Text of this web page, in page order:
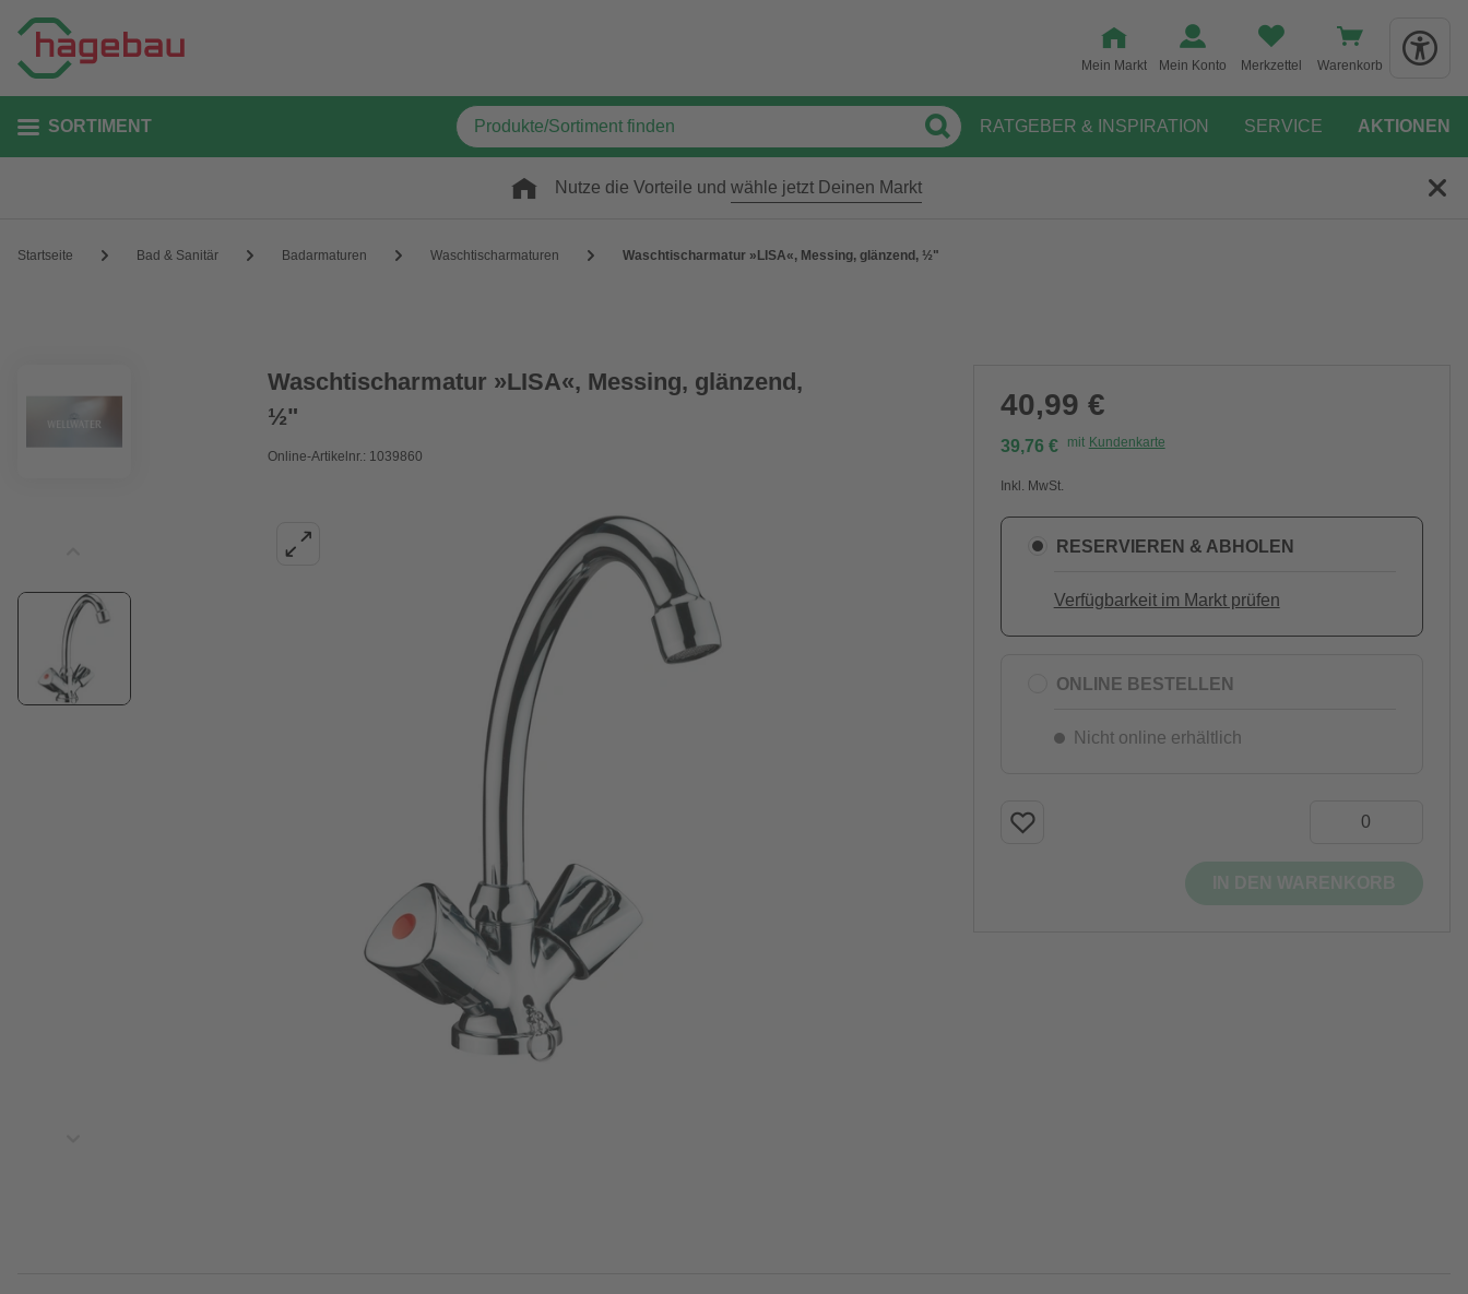
Mein Markt Mein Konto Merkzettel Warenkorb
SORTIMENT RATGEBER & INSPIRATION SERVICE AKTIONEN
Nutze die Vorteile und wähle jetzt Deinen Markt
Startseite Bad & Sanitär Badarmaturen Waschtischarmaturen Waschtischarmatur »LISA«, Messing, glänzend, ½"
Waschtischarmatur »LISA«, Messing, glänzend,
½"
Online-Artikelnr.: 1039860
40,99 €
39,76 € mit Kundenkarte
Inkl. MwSt.
RESERVIEREN & ABHOLEN
Verfügbarkeit im Markt prüfen
ONLINE BESTELLEN
Nicht online erhältlich